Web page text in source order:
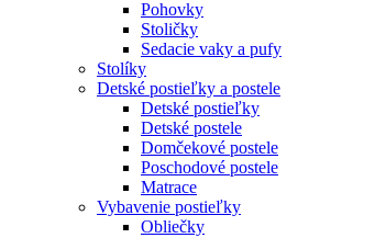
Pohovky
Stoličky
Sedacie vaky a pufy
Stolíky
Detské postieľky a postele
Detské postieľky
Detské postele
Domčekové postele
Poschodové postele
Matrace
Vybavenie postieľky
Obliečky